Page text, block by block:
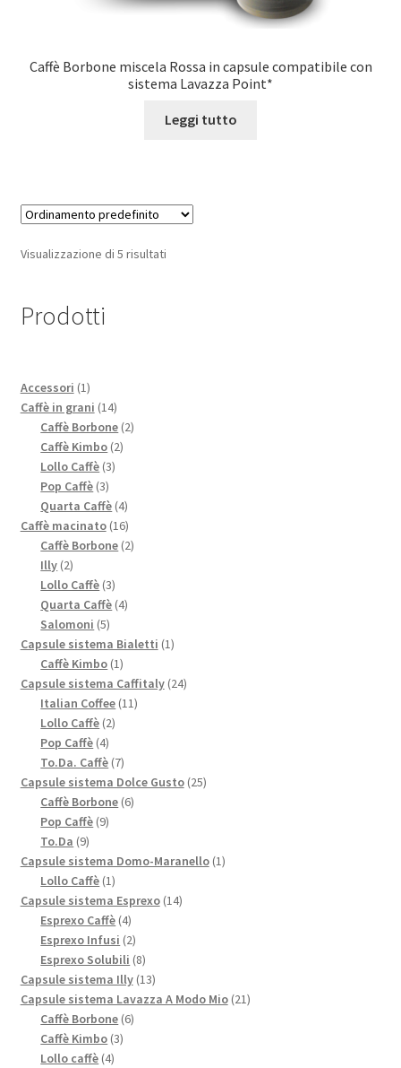
Caffè Borbone miscela Rossa in capsule compatibile con
sistema Lavazza Point*
Leggi tutto
Visualizzazione di 5 risultati
Prodotti
Accessori 11
prodotto
Caffè in grani 1414
prodotti
Caffè Borbone 22
Caffè Kimbo 22
Lollo Caffè 33
Pop Caffè 33
prodotti
Quarta Caffè 44
prodotti
Caffè macinato 1616
prodotti
Caffè Borbone 22
Illy 22
prodotti
Lollo Caffè 33
prodotti
Quarta Caffè 44
Salomoni 55
prodotti
Capsule sistema Bialetti 11
Caffè Kimbo 11
prodotto
Capsule sistema Caffitaly 2424
Italian Coffee 1111
Lollo Caffè 22
Pop Caffè 44
prodotti
To.Da. Caffè 77
prodotti
Capsule sistema Dolce Gusto 2525
Caffè Borbone 66
Pop Caffè 99
To.Da 99
prodotti
Capsule sistema Domo-Maranello 11
Lollo Caffè 11
prodotto
Capsule sistema Esprexo 1414
Esprexo Caffè 44
prodotti
Esprexo Infusi 22
prodotti
Esprexo Solubili 88
prodotti
Capsule sistema Illy 1313
prodotti
Capsule sistema Lavazza A Modo Mio 2121
Caffè Borbone 66
Caffè Kimbo 33
Lollo caffè 44